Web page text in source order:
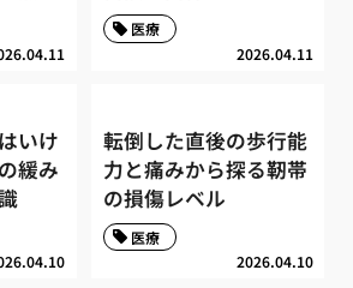
2026.04.11
医療
いけ
緩み
転倒した直後の歩行能
力と痛みから探る靭帯
の損傷レベル
2026.04.10
医療